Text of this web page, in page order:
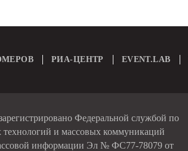
РИА-ЦЕНТР EVENT.LAB
Федеральной службой по
и массовых коммуникаций
информации Эл № ФС77-78079 от